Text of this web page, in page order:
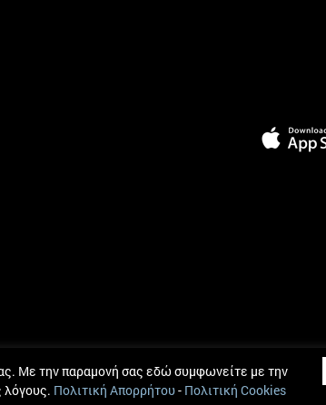
Κανόνες
Με την παραμονή σας εδώ συμφωνείτε με την
λόγους. Πολιτική Απορρήτου- Πολιτική Cookies